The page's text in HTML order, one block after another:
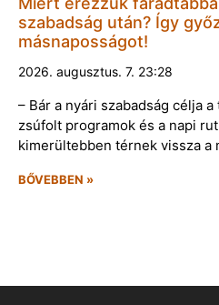
szabadság után? Így
másnaposságot!
2026. augusztus. 7. 23:28
– Bár a nyári szabadság célja
zsúfolt programok és a napi
kimerültebben térnek vissza a
BŐVEBBEN »